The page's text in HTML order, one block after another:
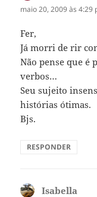
maio 20, 2009 às 4:29
Fer,
Já morri de rir
Não pense que é
verbos…
Seu sujeito
histórias ótimas.
Bjs.
RESPONDER
Isabella